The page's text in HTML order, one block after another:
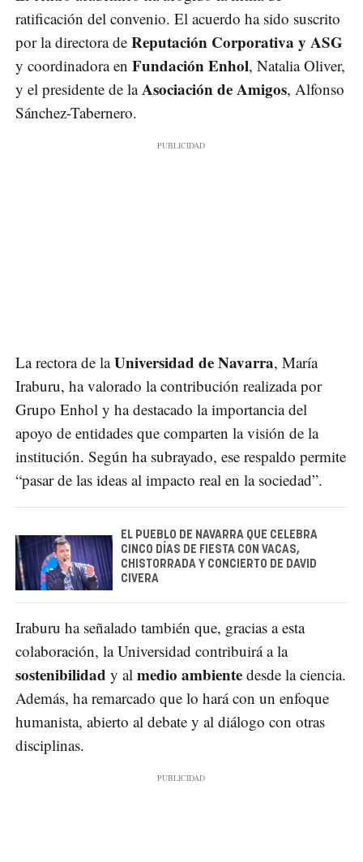
ratificación del convenio. El acuerdo ha sido suscrito
por la directora de Reputación Corporativa y ASG
y coordinadora en Fundación Enhol, Natalia Oliver,
y el presidente de laAsociación de Amigos, Alfonso
Sánchez-Tabernero.
La rectora de laUniversidad de Navarra, María
Iraburu, ha valorado la contribución realizada por
Grupo Enhol y ha destacado la importancia del
apoyo de entidades que comparten la visión de la
institución. Según ha subrayado, ese respaldo permite
“pasar de las ideas al impacto real en la sociedad”.
EL PUEBLO DE NAVARRA QUE CELEBRA
CINCO DÍAS DE FIESTA CON VACAS,
CHISTORRADA Y CONCIERTO DE DAVID
CIVERA
Iraburu ha señalado también que, gracias a esta
colaboración, la Universidad contribuirá a la
sostenibilidad y al medio ambiente desde la ciencia.
Además, ha remarcado que lo hará con un enfoque
humanista, abierto al debate y al diálogo con otras
disciplinas.